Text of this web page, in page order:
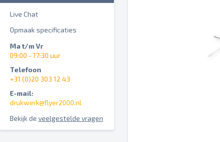
Live Chat
Opmaak specificaties
Ma t/m Vr
09:00 - 17:30 uur
Telefoon
+31 (0)20 303 12 43
E-mail:
drukwerk@flyer2000.nl
Bekijk de veelgestelde vragen